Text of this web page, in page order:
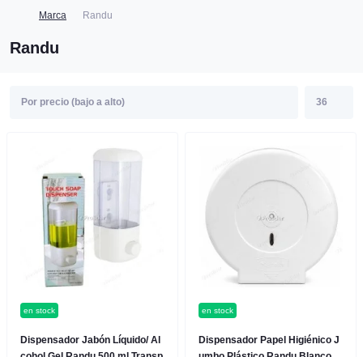
Marca Randu
Randu
en stock
Dispensador Jabón Líquido/ Al
en stock
Dispensador Papel Higiénico J